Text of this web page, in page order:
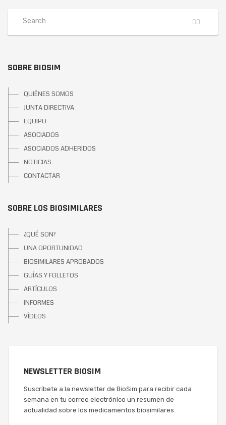
SOBRE BIOSIM
QUIÉNES SOMOS
JUNTA DIRECTIVA
EQUIPO
ASOCIADOS
ASOCIADOS ADHERIDOS
NOTICIAS
CONTACTAR
SOBRE LOS BIOSIMILARES
¿QUÉ SON?
UNA OPORTUNIDAD
BIOSIMILARES APROBADOS
GUÍAS Y FOLLETOS
ARTÍCULOS
INFORMES
VÍDEOS
NEWSLETTER BIOSIM
Suscríbete a la newsletter de BioSim para recibir cada
semana en tu correo electrónico un resumen de
actualidad sobre los medicamentos biosimilares.